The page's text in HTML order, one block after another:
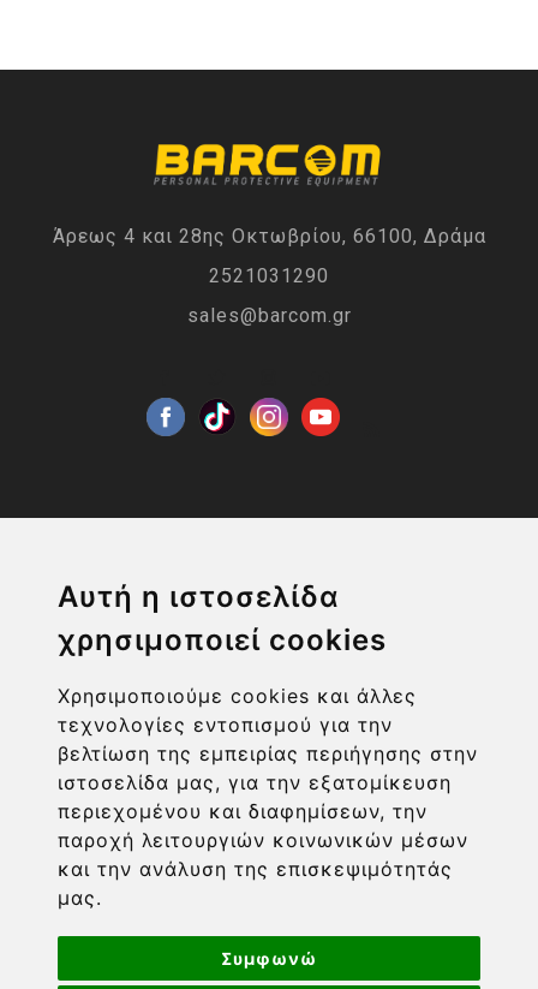
Αυτή η ιστοσελίδα
χρησιμοποιεί cookies
Χρησιμοποιούμε cookies και άλλες
τεχνολογίες εντοπισμού για την
βελτίωση της εμπειρίας περιήγησης στην
ιστοσελίδα μας, για την εξατομίκευση
περιεχομένου και διαφημίσεων, την
παροχή λειτουργιών κοινωνικών μέσων
και την ανάλυση της επισκεψιμότητάς
μας.
Συμφωνώ
Άρεως 4 και 28ης Οκτωβρίου, 66100, Δράμα
2521031290
sales@barcom.gr
ΧΡΗΣΙΜΑ LINKS
ΠΛΗΡΟΦΟΡΙΕΣ ΧΡΗΣΤΗ